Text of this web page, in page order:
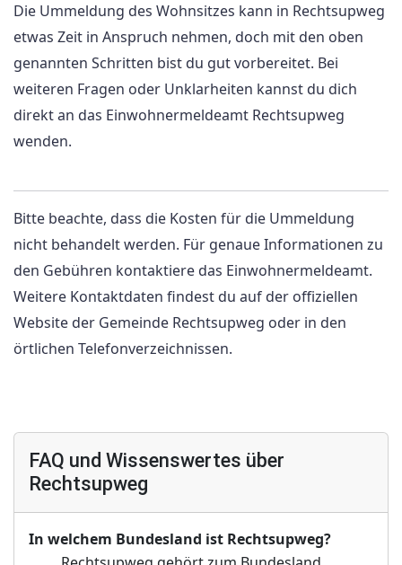
Die Ummeldung des Wohnsitzes kann in Rechtsupweg
etwas Zeit in Anspruch nehmen, doch mit den oben
genannten Schritten bist du gut vorbereitet. Bei
weiteren Fragen oder Unklarheiten kannst du dich
direkt an das Einwohnermeldeamt Rechtsupweg
wenden.
Bitte beachte, dass die Kosten für die Ummeldung
nicht behandelt werden. Für genaue Informationen zu
den Gebühren kontaktiere das Einwohnermeldeamt.
Weitere Kontaktdaten findest du auf der offiziellen
Website der Gemeinde Rechtsupweg oder in den
örtlichen Telefonverzeichnissen.
FAQ und Wissenswertes über
Rechtsupweg
In welchem Bundesland ist Rechtsupweg?